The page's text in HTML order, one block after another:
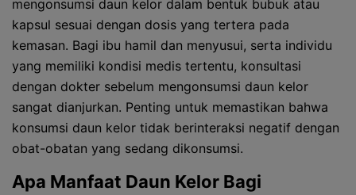
mengonsumsi daun kelor dalam bentuk bubuk atau
kapsul sesuai dengan dosis yang tertera pada
kemasan. Bagi ibu hamil dan menyusui, serta individu
yang memiliki kondisi medis tertentu, konsultasi
dengan dokter sebelum mengonsumsi daun kelor
sangat dianjurkan. Penting untuk memastikan bahwa
konsumsi daun kelor tidak berinteraksi negatif dengan
obat-obatan yang sedang dikonsumsi.
Apa Manfaat Daun Kelor Bagi